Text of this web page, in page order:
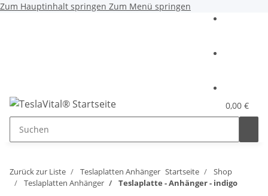
Zum Hauptinhalt springen Zum Menü springen
0,00 €
Zurück zur Liste Teslaplatten Anhänger Startseite
Shop
Teslaplatten Anhänger
Teslaplatte - Anhänger - indigo